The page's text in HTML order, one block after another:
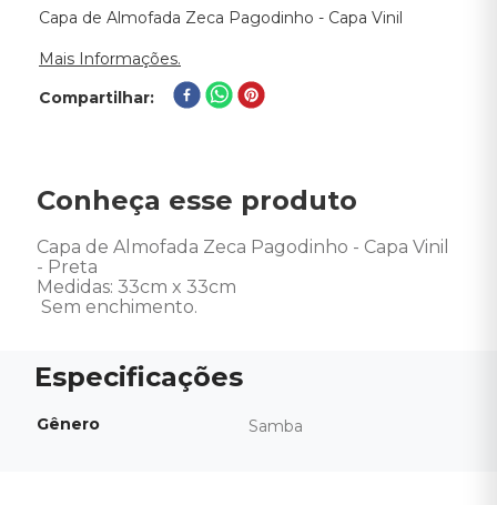
Capa de Almofada Zeca Pagodinho - Capa Vinil
Mais Informações.
Compartilhar
Conheça esse produto
Capa de Almofada Zeca Pagodinho - Capa Vinil
- Preta
Medidas: 33cm x 33cm
Sem enchimento.
Gênero Samba